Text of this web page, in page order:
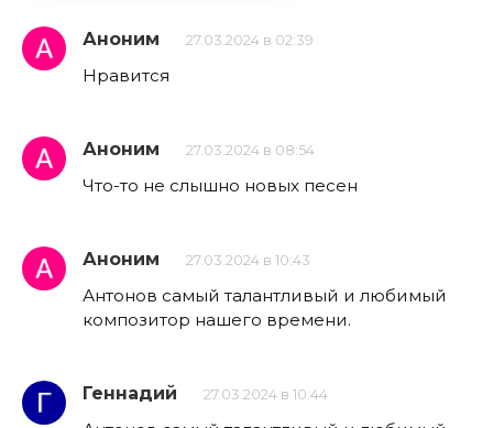
Аноним 27.03.2024 в 02:39
Нравится
Аноним 27.03.2024 в 08:54
Что-то не слышно новых песен
Аноним 27.03.2024 в 10:43
Антонов самый талантливый и любимый
композитор нашего времени.
Геннадий 27.03.2024 в 10:44